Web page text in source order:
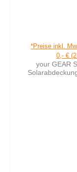
*Preise inkl.
0,- €
your GEAR